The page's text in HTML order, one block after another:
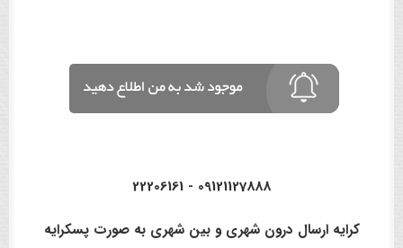
09121127888 - 22206161
کرایه ارسال درون شهری و بین شهری به صورت پسکرایه